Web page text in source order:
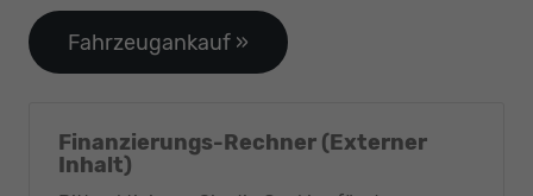
Fahrzeugankauf »
Finanzierungs-Rechner (Externer
Inhalt)